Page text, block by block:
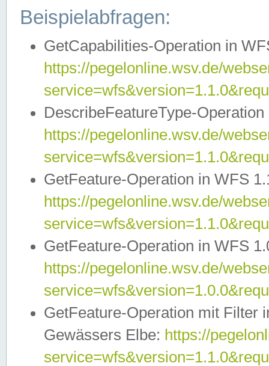
Beispielabfragen:
GetCapabilities-Operation in
https://pegelonline.wsv.de/
DescribeFeatureType-
https://pegelonline.wsv.de/
GetFeature-Operation in WFS
https://pegelonline.wsv.de/
GetFeature-Operation in WFS
https://pegelonline.wsv.de/
GetFeature-Operation mit Filter
Gewässers Elbe: https://